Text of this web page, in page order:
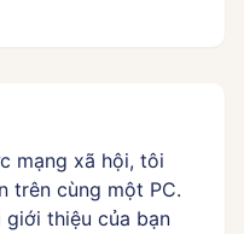
mạng xã hội, tôi
trên cùng một PC.
thiệu của bạn